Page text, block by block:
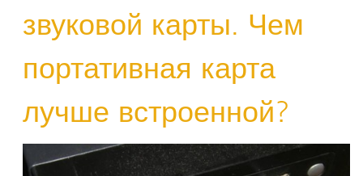
звуковой карты. Чем
портативная карта
лучше встроенной?